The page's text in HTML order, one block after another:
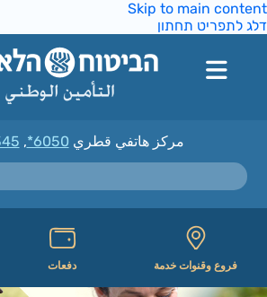
Skip to main
לתפריט תחתון
مركز هاتفي قطري*6050
,
فروع وقنوات خدمة دفعات